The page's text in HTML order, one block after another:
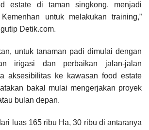
estate di taman singkong, menjadi
untuk melakukan training,”
Detik.com.
untuk tanaman padi dimulai dengan
irigasi dan perbaikan jalan-jalan
aksesibilitas ke kawasan food estate
bakal mulai mengerjakan proyek
bulan depan.
luas 165 ribu Ha, 30 ribu di antaranya